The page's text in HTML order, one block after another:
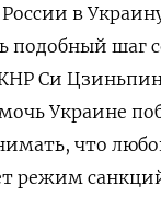
в
подобный шаг
Си
Украине
что
режим